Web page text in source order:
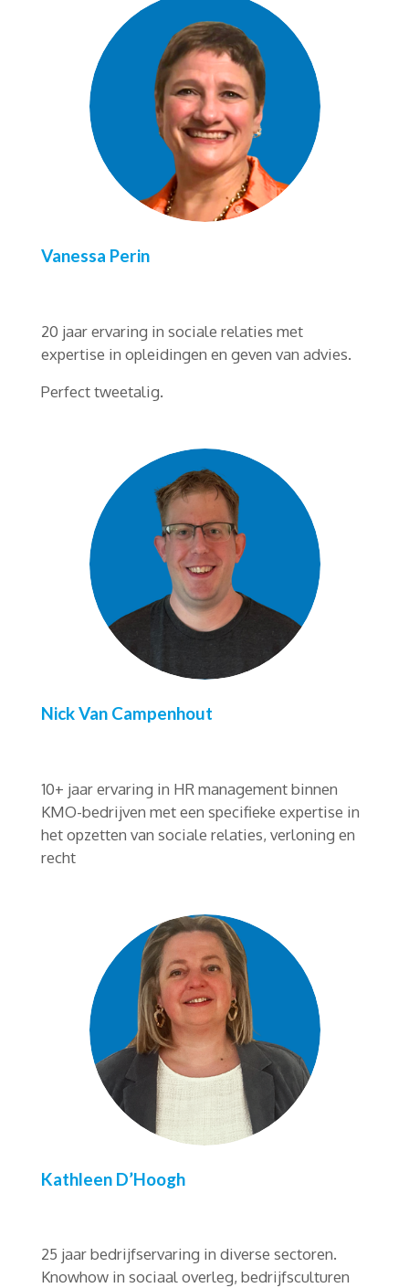
Vanessa Perin
20 jaar ervaring in sociale relaties met
expertise in opleidingen en geven van advies.
Perfect tweetalig.
Nick Van Campenhout
10+ jaar ervaring in HR management binnen
KMO-bedrijven met een specifieke expertise in
het opzetten van sociale relaties, verloning en
recht
Kathleen D’Hoogh
25 jaar bedrijfservaring in diverse sectoren.
Knowhow in sociaal overleg, bedrijfsculturen